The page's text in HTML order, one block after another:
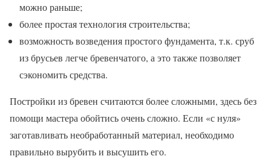
можно раньше;
более простая технология строительства;
возможность возведения простого фундамента, т.к. сруб
из брусьев легче бревенчатого, а это также позволяет
сэкономить средства.
Постройки из бревен считаются более сложными, здесь без
помощи мастера обойтись очень сложно. Если «с нуля»
заготавливать необработанный материал, необходимо
правильно вырубить и высушить его.